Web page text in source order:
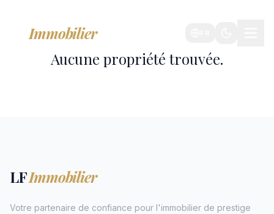
Immobilier
Aucune propriété trouvée.
LFImmobilier
Votre partenaire de confiance pour l'immobilier de prestige